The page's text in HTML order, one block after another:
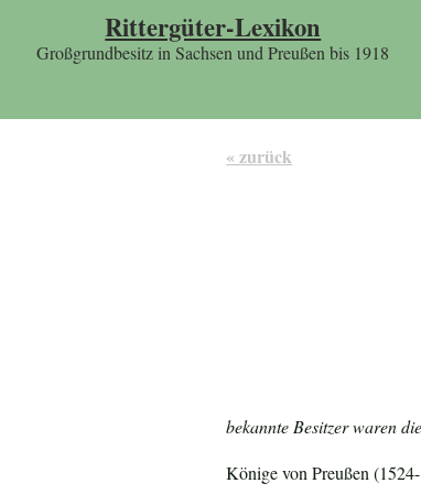
Rittergüter-Lexikon
Großgrundbesitz in Sachsen und Preußen bis 1918
« zurück
bekannte Besitzer waren die
Könige von Preußen